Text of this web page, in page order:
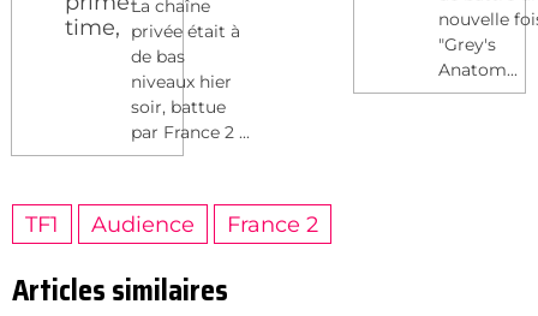
La chaîne
privée était à
de bas
niveaux hier
soir, battue
par France 2 ...
nouvelle
"Grey's
Anatom...
TF1 Audience France 2
Articles similaires